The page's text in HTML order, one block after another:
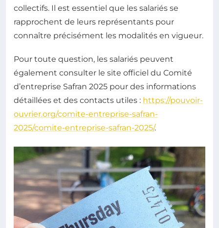
collectifs. Il est essentiel que les salariés se
rapprochent de leurs représentants pour
connaître précisément les modalités en vigueur.
Pour toute question, les salariés peuvent
également consulter le site officiel du Comité
d’entreprise Safran 2025 pour des informations
détaillées et des contacts utiles : https://pouvoir-
ouvrier.org/comite-entreprise-safran-
2025/comite-entreprise-safran-2025/.